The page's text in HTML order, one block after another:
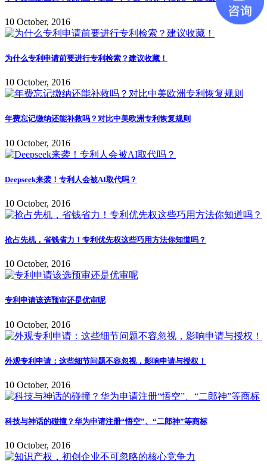
10 October, 2016
为什么专利申请前要进行专利检索？建议收藏！
10 October, 2016
年费忘记缴纳还能补救吗？对比中美欧洲专利恢复规则
10 October, 2016
Deepseek来袭！专利人会被AI取代吗？
10 October, 2016
抢占先机，省钱省力！专利优先权这些巧用方法你知道吗？
10 October, 2016
专利申请该选预审还是优审呢
10 October, 2016
外观专利申请：这些细节问题不容忽视，影响申请与授权！
10 October, 2016
科技与神话的碰撞？华为申请注册“悟空”、“二郎神”等商标
10 October, 2016